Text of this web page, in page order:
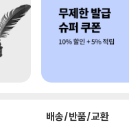
배송/반품/교환